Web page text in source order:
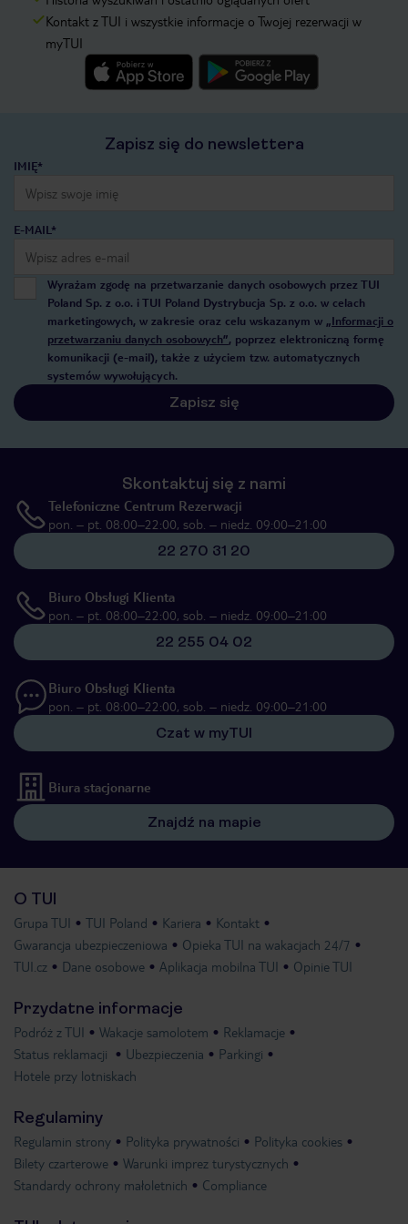
Kontakt z TUI i wszystkie informacje o Twojej rezerwacji w
myTUI
Zapisz się do newslettera
IMIĘ*
E-MAIL*
Wyrażam zgodę na przetwarzanie danych osobowych przez TUI
Poland Sp. z o.o. i TUI Poland Dystrybucja Sp. z o.o. w celach
marketingowych, w zakresie oraz celu wskazanym w „Informacji o
przetwarzaniu danych osobowych”, poprzez elektroniczną formę
komunikacji (e-mail), także z użyciem tzw. automatycznych
systemów wywołujących.
Zapisz się
Skontaktuj się z nami
Telefoniczne Centrum Rezerwacji
pon. – pt. 08:00–22:00, sob. – niedz. 09:00–21:00
22 270 31 20
Biuro Obsługi Klienta
pon. – pt. 08:00–22:00, sob. – niedz. 09:00–21:00
22 255 04 02
Biuro Obsługi Klienta
pon. – pt. 08:00–22:00, sob. – niedz. 09:00–21:00
Czat w myTUI
Biura stacjonarne
Znajdź na mapie
O TUI
Grupa TUI TUI Poland Kariera
Kontakt
Gwarancja ubezpieczeniowa
Opieka TUI na wakacjach 24/7
TUI.cz
Dane osobowe Aplikacja mobilna TUI Opinie TUI
Przydatne informacje
Podróż z TUI Wakacje samolotem
Reklamacje
Status reklamacji
Ubezpieczenia
Parkingi
Hotele przy lotniskach
Regulaminy
Regulamin strony Polityka prywatności
Polityka cookies
Bilety czarterowe
Warunki imprez turystycznych
Standardy ochrony małoletnich
Compliance